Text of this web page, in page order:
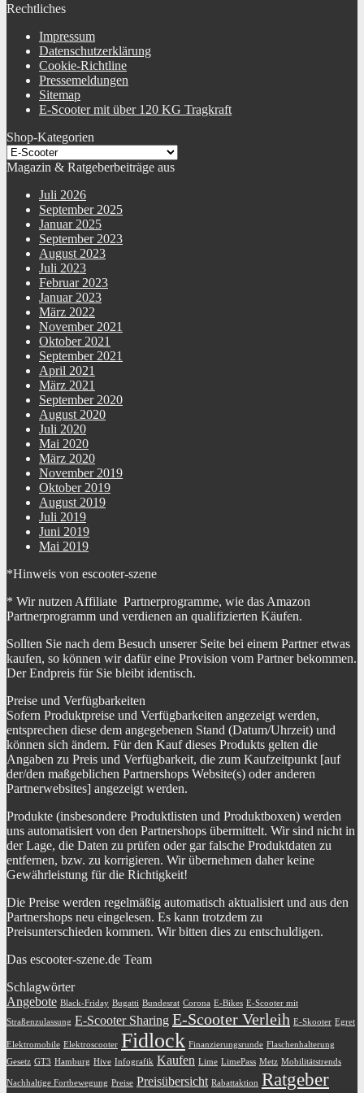
Rechtliches
Impressum
Datenschutzerklärung
Cookie-Richtline
Pressemeldungen
Sitemap
E-Scooter mit über 120 KG Tragkraft
Shop-Kategorien
Magazin & Ratgeberbeiträge aus
Juli 2026
September 2025
Januar 2025
September 2023
August 2023
Juli 2023
Februar 2023
Januar 2023
März 2022
November 2021
Oktober 2021
September 2021
April 2021
März 2021
September 2020
August 2020
Juli 2020
Mai 2020
März 2020
November 2019
Oktober 2019
August 2019
Juli 2019
Juni 2019
Mai 2019
*Hinweis von escooter-szene
* Wir nutzen Affiliate Partnerprogramme, wie das Amazon
Partnerprogramm und verdienen an qualifizierten Käufen.
Sollten Sie nach dem Besuch unserer Seite bei einem Partner etwas
kaufen, so können wir dafür eine Provision vom Partner bekommen.
Der Endpreis für Sie bleibt identisch.
Preise und Verfügbarkeiten
Sofern Produktpreise und Verfügbarkeiten angezeigt werden,
entsprechen diese dem angegebenen Stand (Datum/Uhrzeit) und
können sich ändern. Für den Kauf dieses Produkts gelten die
Angaben zu Preis und Verfügbarkeit, die zum Kaufzeitpunkt [auf
der/den maßgeblichen Partnershops Website(s) oder anderen
Partnerwebsites] angezeigt werden.
Produkte (insbesondere Produktlisten und Produktboxen) werden
uns automatisiert von den Partnershops übermittelt. Wir sind nicht in
der Lage, die Daten zu prüfen oder gar falsche Produktdaten zu
entfernen, bzw. zu korrigieren. Wir übernehmen daher keine
Gewährleistung für die Richtigkeit!
Die Preise werden regelmäßig automatisch aktualisiert und aus den
Partnershops neu eingelesen. Es kann trotzdem zu
Preisunterschieden kommen. Wir bitten dies zu entschuldigen.
Das escooter-szene.de Team
Schlagwörter
Angebote Black-Friday Bugatti Bundesrat Corona E-Bikes E-Scooter mit
Straßenzulassung E-Scooter Sharing E-Scooter Verleih E-Skooter Egret
Elektromobile Elektroscooter Fidlock Finanzierungsrunde Flaschenhalterung
Gesetz GT3 Hamburg Hive Infografik Kaufen Lime LimePass Metz Mobilitätstrends
Nachhaltige Fortbewegung Preise Preisübersicht Rabattaktion Ratgeber